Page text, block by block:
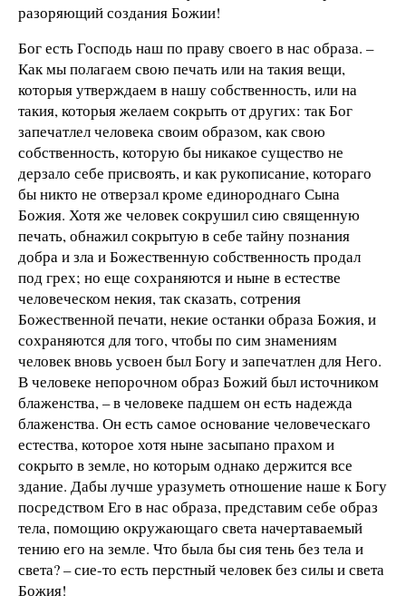
разоряющий создания Божии!
Бог есть Господь наш по праву своего в нас образа. –
Как мы полагаем свою печать или на такия вещи,
которыя утверждаем в нашу собственность, или на
такия, которыя желаем сокрыть от других: так Бог
запечатлел человека своим образом, как свою
собственность, которую бы никакое существо не
дерзало себе присвоять, и как рукописание, котораго
бы никто не отверзал кроме единороднаго Сына
Божия. Хотя же человек сокрушил сию священную
печать, обнажил сокрытую в себе тайну познания
добра и зла и Божественную собственность продал
под грех; но еще сохраняются и ныне в естестве
человеческом некия, так сказать, сотрения
Божественной печати, некие останки образа Божия, и
сохраняются для того, чтобы по сим знамениям
человек вновь усвоен был Богу и запечатлен для Него.
В человеке непорочном образ Божий был источником
блаженства, – в человеке падшем он есть надежда
блаженства. Он есть самое основание человеческаго
естества, которое хотя ныне засыпано прахом и
сокрыто в земле, но которым однако держится все
здание. Дабы лучше уразуметь отношение наше к Богу
посредством Его в нас образа, представим себе образ
тела, помощию окружающаго света начертаваемый
тению его на земле. Что была бы сия тень без тела и
света? – сие-то есть перстный человек без силы и света
Божия!